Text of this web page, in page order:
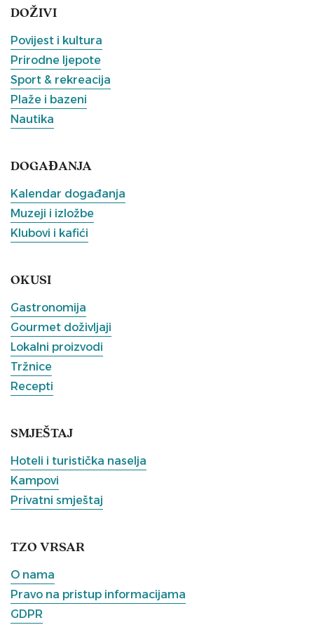
DOŽIVI
Povijest i kultura
Prirodne ljepote
Sport & rekreacija
Plaže i bazeni
Nautika
DOGAĐANJA
Kalendar događanja
Muzeji i izložbe
Klubovi i kafići
OKUSI
Gastronomija
Gourmet doživljaji
Lokalni proizvodi
Tržnice
Recepti
SMJEŠTAJ
Hoteli i turistička naselja
Kampovi
Privatni smještaj
TZO VRSAR
O nama
Pravo na pristup informacijama
GDPR